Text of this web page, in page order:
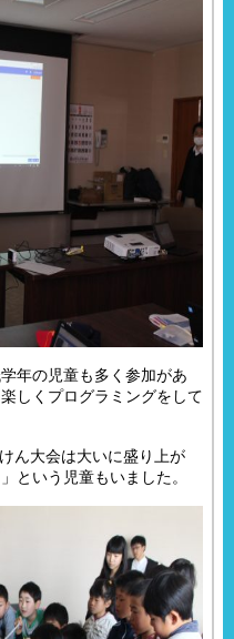
年の児童も多く参加があ
しくプログラミングをして
ん大会は大いに盛り上が
という児童もいました。